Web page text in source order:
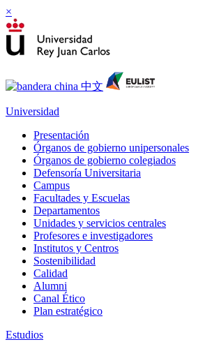
×
Universidad
Presentación
Órganos de gobierno unipersonales
Órganos de gobierno colegiados
Defensoría Universitaria
Campus
Facultades y Escuelas
Departamentos
Unidades y servicios centrales
Profesores e investigadores
Institutos y Centros
Sostenibilidad
Calidad
Alumni
Canal Ético
Plan estratégico
Estudios